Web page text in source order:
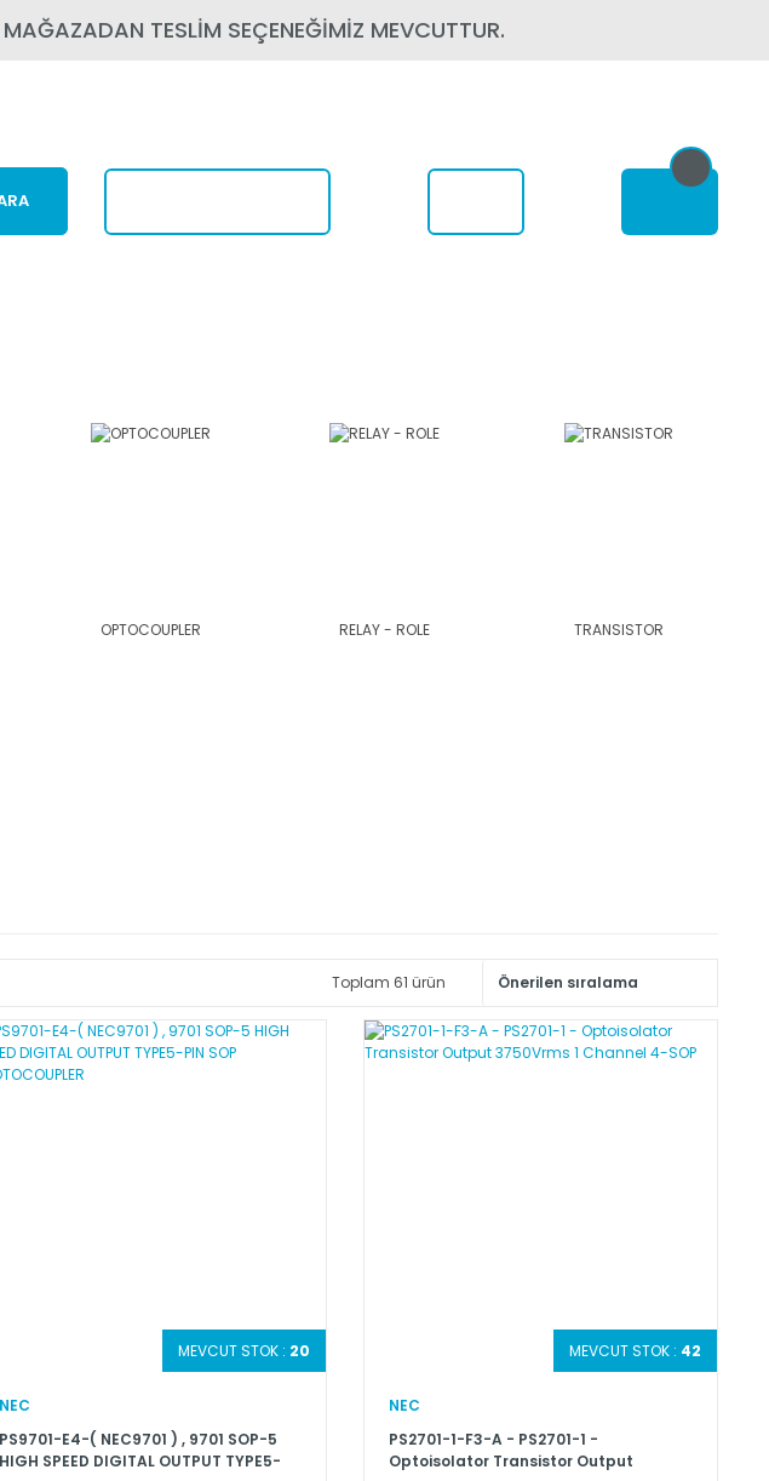
TESLİM SEÇENEĞİMİZ MEVCUTTUR.
OPTOCOUPLER RELAY - ROLE TRANSISTOR
Toplam 61 ürün
MEVCUT STOK : 20
NEC
PS9701-E4-( NEC9701 ) , 9701 SOP-5
HIGH SPEED DIGITAL OUTPUT TYPE5-
MEVCUT STOK : 42
NEC
PS2701-1-F3-A - PS2701-1 -
Optoisolator Transistor Output